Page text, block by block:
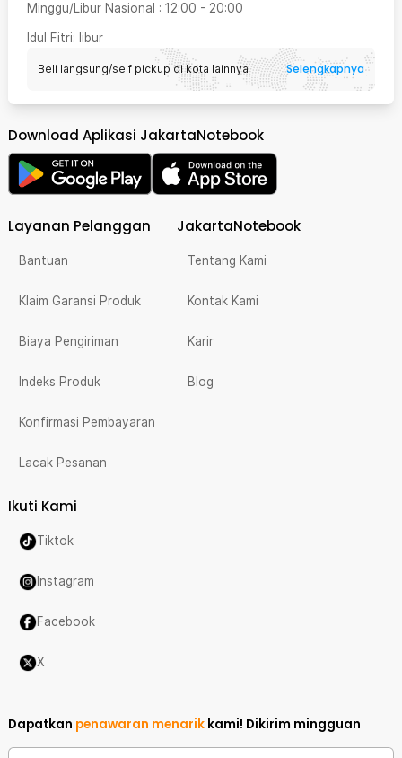
Minggu/Libur Nasional : 12:00 - 20:00
Idul Fitri: libur
Beli langsung/self pickup di kota lainnya Selengkapnya
Download Aplikasi JakartaNotebook
Layanan Pelanggan
Bantuan
Klaim Garansi Produk
Biaya Pengiriman
Indeks Produk
Konfirmasi Pembayaran
Lacak Pesanan
JakartaNotebook
Tentang Kami
Kontak Kami
Karir
Blog
Ikuti Kami
Tiktok
Instagram
Facebook
X
Dapatkan penawaran menarik kami! Dikirim mingguan